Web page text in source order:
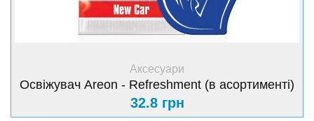
Аксесуари
Освіжувач Areon - Refreshment (в асортименті)
32.8 грн